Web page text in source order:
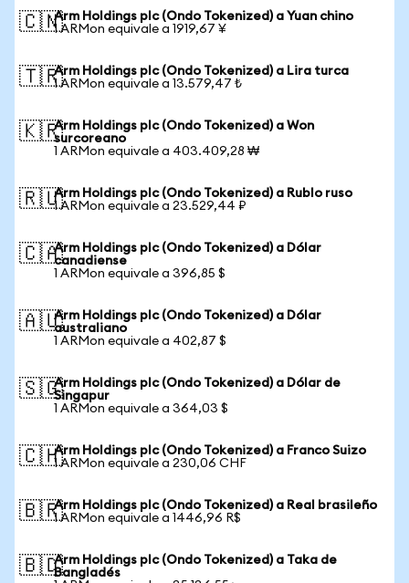
🇨🇳Arm Holdings plc (Ondo Tokenized) a Yuan chino
1 ARMon equivale a 1919,67 ¥
🇹🇷Arm Holdings plc (Ondo Tokenized) a Lira turca
1 ARMon equivale a 13.579,47 ₺
🇰🇷Arm Holdings plc (Ondo Tokenized) a Won
surcoreano
1 ARMon equivale a 403.409,28 ₩
🇷🇺Arm Holdings plc (Ondo Tokenized) a Rublo ruso
1 ARMon equivale a 23.529,44 ₽
🇨🇦Arm Holdings plc (Ondo Tokenized) a Dólar
canadiense
1 ARMon equivale a 396,85 $
🇦🇺Arm Holdings plc (Ondo Tokenized) a Dólar
australiano
1 ARMon equivale a 402,87 $
🇸🇬Arm Holdings plc (Ondo Tokenized) a Dólar de
Singapur
1 ARMon equivale a 364,03 $
🇨🇭Arm Holdings plc (Ondo Tokenized) a Franco Suizo
1 ARMon equivale a 230,06 CHF
🇧🇷Arm Holdings plc (Ondo Tokenized) a Real brasileño
1 ARMon equivale a 1446,96 R$
🇧🇩Arm Holdings plc (Ondo Tokenized) a Taka de
Bangladés